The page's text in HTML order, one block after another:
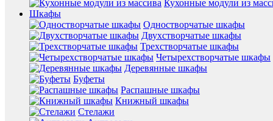
Кухонные модули из
Шкафы
Одностворчатые шкафы
Двухстворчатые шкафы
Трехстворчатые шкафы
Четырехстворчатые шкафы
Деревянные шкафы
Буфеты
Распашные шкафы
Книжный шкафы
Стелажи